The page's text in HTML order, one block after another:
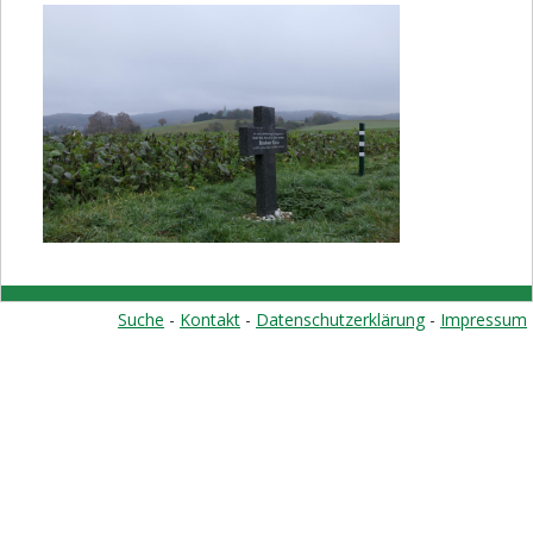
Rückblick 2015
Rückblick 2012
Rückblick 2011
Rückblick 2010
Links
Suche - Kontakt - Datenschutzerklärung- Impressum